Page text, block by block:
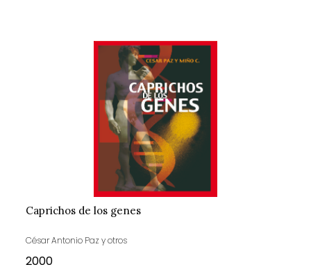
Caprichos de los genes
César Antonio Paz y otros
2000